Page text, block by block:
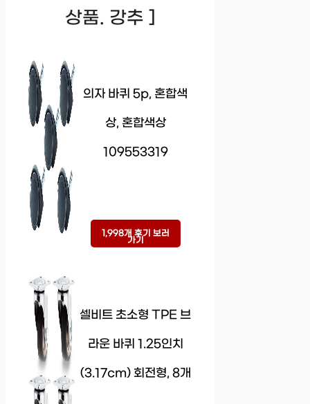
상품. 강추 ]
의자 바퀴 5p, 혼합색
상, 혼합색상
109553319
1,998개 후기 보러
가기
셀비트 초소형 TPE 브
라운 바퀴 1.25인치
(3.17cm) 회전형, 8개